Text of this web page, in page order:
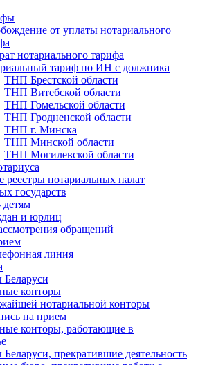
от уплаты нотариального
нотариального тарифа
тариф по ИН с должника
ТНП Брестской области
ТНП Витебской области
ТНП Гомельской области
ТНП Гродненской области
ТНП г. Минска
ТНП Минской области
ТНП Могилевской области
нотариальных палат
государств
детям
и юрлиц
обращений
линия
конторы
нотариальной конторы
на прием
конторы, работающие в
прекратившие деятельность